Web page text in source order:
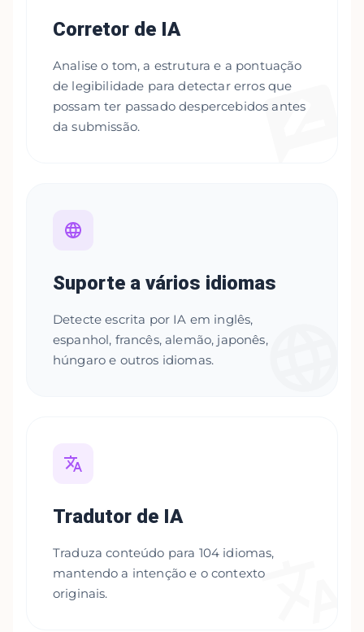
Corretor de IA
Analise o tom, a estrutura e a pontuação
de legibilidade para detectar erros que
possam ter passado despercebidos antes
da submissão.
Suporte a vários idiomas
Detecte escrita por IA em inglês,
espanhol, francês, alemão, japonês,
húngaro e outros idiomas.
Tradutor de IA
Traduza conteúdo para 104 idiomas,
mantendo a intenção e o contexto
originais.